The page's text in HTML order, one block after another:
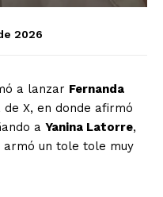
2026
a lanzar Fernanda
X, en donde afirmó
a Yanina Latorre,
armó un tole tole muy